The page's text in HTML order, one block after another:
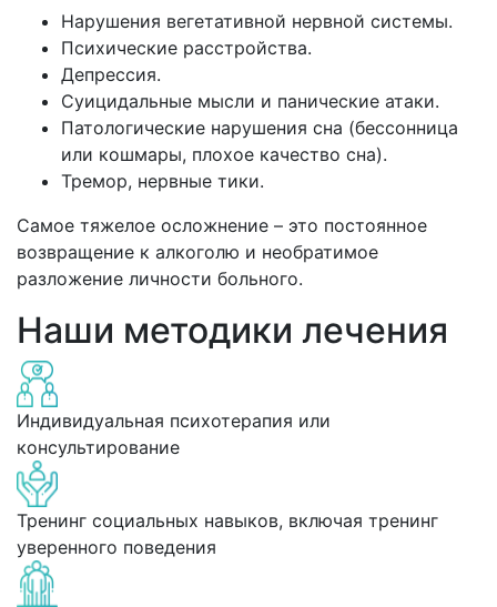
Нарушения вегетативной нервной системы.
Психические расстройства.
Депрессия.
Суицидальные мысли и панические атаки.
Патологические нарушения сна (бессонница
или кошмары, плохое качество сна).
Тремор, нервные тики.
Самое тяжелое осложнение – это постоянное
возвращение к алкоголю и необратимое
разложение личности больного.
Наши методики лечения
Индивидуальная психотерапия или
консультирование
Тренинг социальных навыков, включая тренинг
уверенного поведения